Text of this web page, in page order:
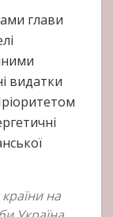
глави
видатки
на